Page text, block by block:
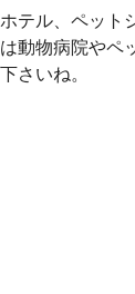
テル、ペット
動物病院やペ
さいね。